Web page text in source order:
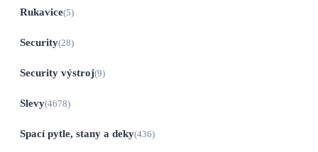
Rukavice(5)
Security(28)
Security výstroj(9)
Slevy(4678)
Spací pytle, stany a deky(436)